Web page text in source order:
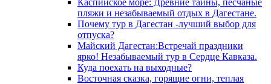
Каспийское море: Древние тайны, песчаные
пляжи и незабываемый отдых в Дагестане.
Почему тур в Дагестан -лучший выбор для
отпуска?
Майский Дагестан:Встречай праздники
ярко! Незабываемый тур в Сердце Кавказа.
Куда поехать на выходные?
Восточная сказка, горящие огни, теплая